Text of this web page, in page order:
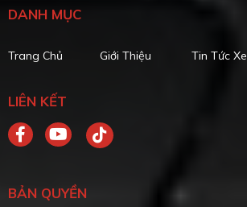
DANH MỤC
Trang Chủ Giới Thiệu Tin Tức Xe
LIÊN KẾT
BẢN QUYỀN